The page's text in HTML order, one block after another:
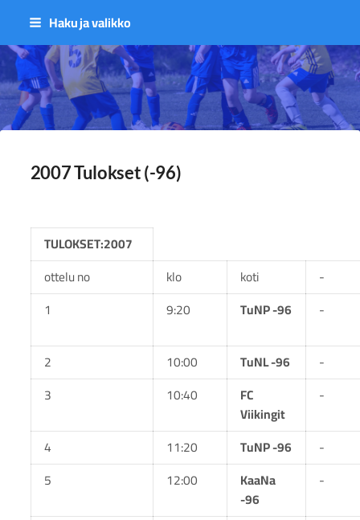
Siirry
sisältöön
Haku ja valikko
Sivuston etusivulle
2007 Tulokset (-96)
TULOKSET:2007
ottelu no
klo koti
-
1
9:20 TuNP -96 -
2 10:00 TuNL -96
-
3
10:40
FC
Viikingit
-
4 11:20 TuNP -96
-
5
12:00
KaaNa
-96
-